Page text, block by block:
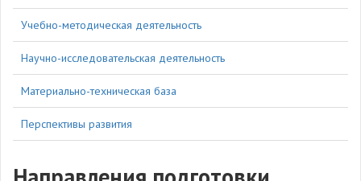
Учебно-методическая деятельность
Научно-исследовательская деятельность
Материально-техническая база
Перспективы развития